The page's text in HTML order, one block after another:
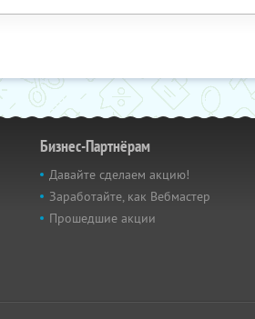
Бизнес-Партнёрам
Давайте сделаем акцию!
Заработайте, как Вебмастер
Прошедшие акции